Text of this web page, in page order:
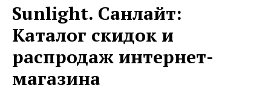
Sunlight. Санлайт:
Каталог скидок и
распродаж интернет-
магазина